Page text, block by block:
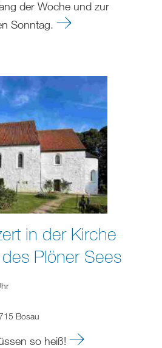
der Woche und zur
Sonntag.
in der Kirche
Plöner Sees
Bosau
so heiß!